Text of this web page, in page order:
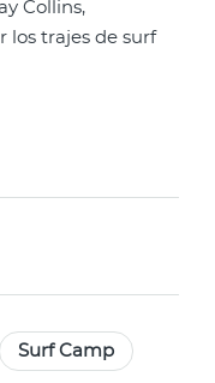
Collins,
los trajes de surf
Surf Camp